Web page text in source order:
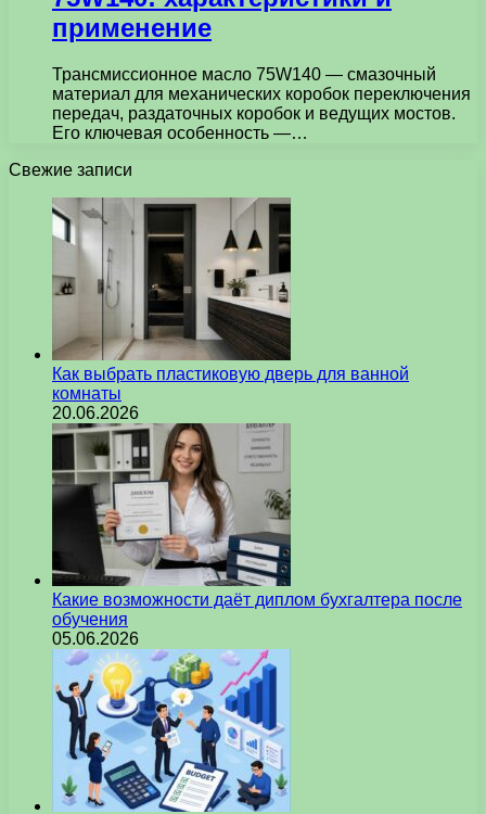
применение
Трансмиссионное масло 75W140 — смазочный
материал для механических коробок переключения
передач, раздаточных коробок и ведущих мостов.
Его ключевая особенность —…
Свежие записи
Как выбрать пластиковую дверь для ванной
комнаты
20.06.2026
Какие возможности даёт диплом бухгалтера после
обучения
05.06.2026